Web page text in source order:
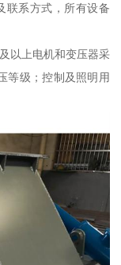
联系方式，所有设备
以上电机和变压器采
等级；控制及照明用